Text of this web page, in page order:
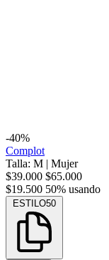
-40%
Complot
Talla: M | Mujer
$39.000 $65.000
$19.500 50% usando
ESTILO50